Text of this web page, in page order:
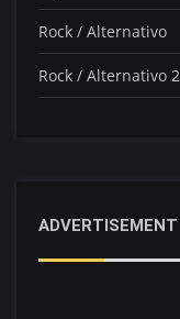
Rock / Alternativo
Rock / Alternativo 2
ADVERTISEMENT